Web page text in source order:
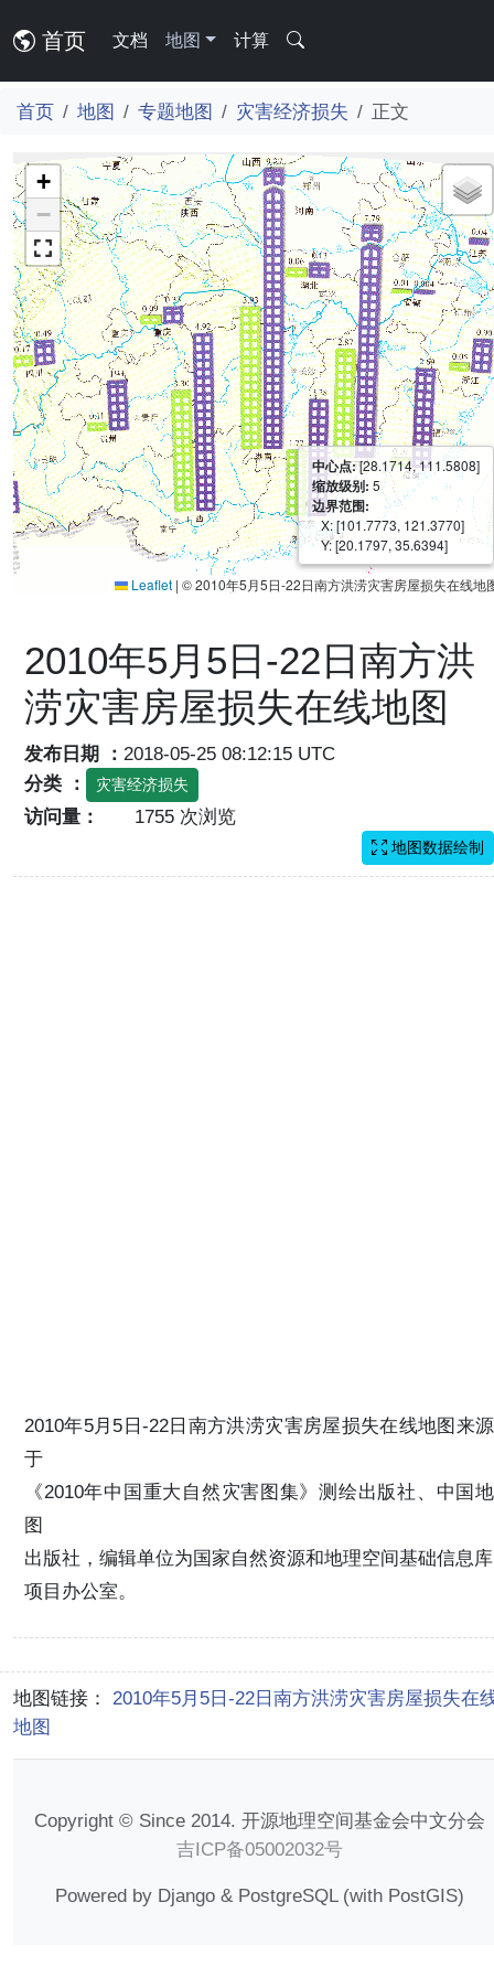
首页 文档 地图 计算
首页 地图 专题地图 灾害经济损失 正文
+
−
中心点:[28.1714, 111.5808]
缩放级别: 5
边界范围:
X: [101.7773, 121.3770]
Y: [20.1797, 35.6394]
Leaflet | © 2010年5月5日-22日南方洪涝灾害房屋损失在线地
2010年5月5日-22日南方洪
涝灾害房屋损失在线地图
发布日期 ： 2018-05-25 08:12:15 UTC
分类 ：
灾害经济损失
访问量： 1755 次浏览
地图数据绘制
2010年5月5日-22日南方洪涝灾害房屋损失在线地图来源
于
《2010年中国重大自然灾害图集》测绘出版社、中国地
图
出版社，编辑单位为国家自然资源和地理空间基础信息库
项目办公室。
地图链接： 2010年5月5日-22日南方洪涝灾害房屋损失在
地图
Copyright © Since 2014. 开源地理空间基金会中文分会
吉ICP备05002032号
Powered by Django & PostgreSQL (with PostGIS)